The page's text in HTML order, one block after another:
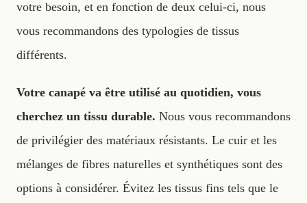
votre besoin, et en fonction de deux celui-ci, nous
vous recommandons des typologies de tissus
différents.
Votre canapé va être utilisé au quotidien, vous
cherchez un tissu durable. Nous vous recommandons
de privilégier des matériaux résistants. Le cuir et les
mélanges de fibres naturelles et synthétiques sont des
options à considérer. Évitez les tissus fins tels que le